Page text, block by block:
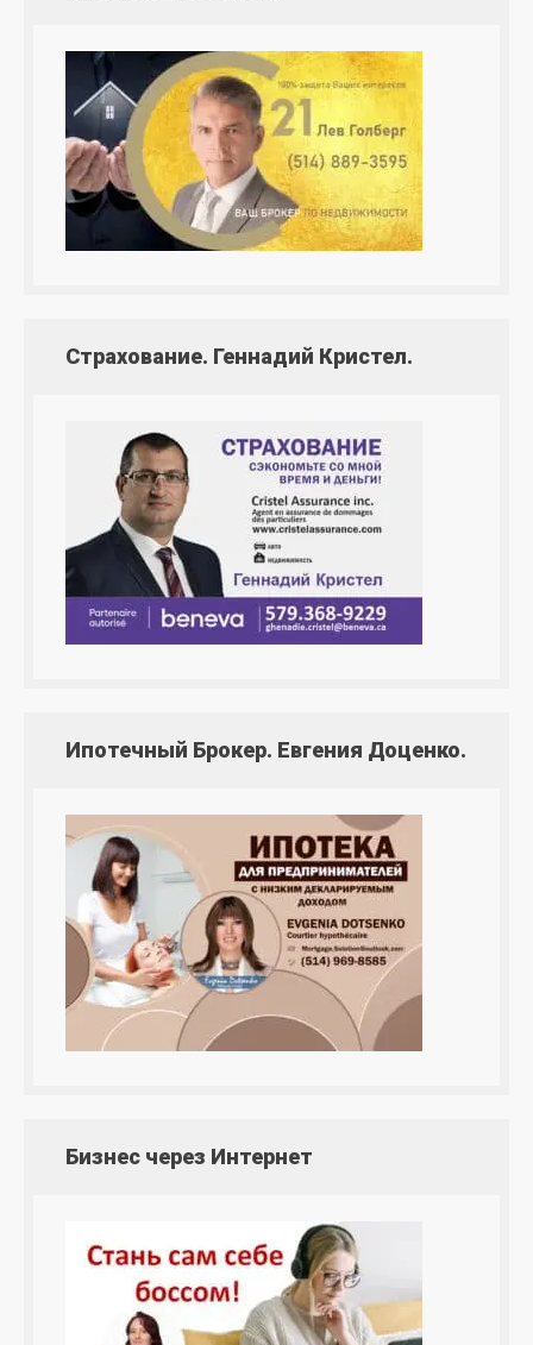
Страхование. Геннадий Кристел.
Ипотечный Брокер. Евгения Доценко.
Бизнес через Интернет